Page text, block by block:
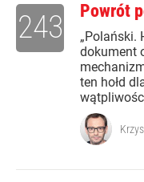
Powrót
„Polański.
dokument
ten hołd
243